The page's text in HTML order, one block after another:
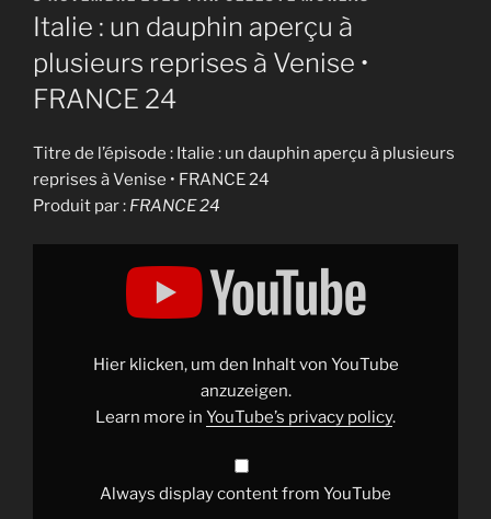
LE
Italie : un dauphin aperçu à
plusieurs reprises à Venise •
FRANCE 24
Titre de l’épisode : Italie : un dauphin aperçu à plusieurs
reprises à Venise • FRANCE 24
Produit par : FRANCE 24
Display
plusieursHier klicken, um den Inhalt von YouTube
anzuzeigen.
Learn more in YouTube’s privacy policy.
Always display content from YouTube